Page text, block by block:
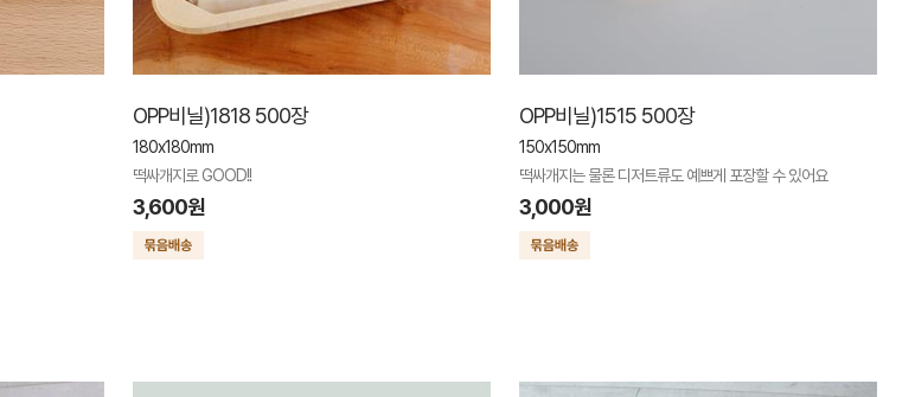
OPP비닐)1818 500장
180x180mm
떡싸개지로 GOOD!!
3,600원
OPP비닐)1515 500장
150x150mm
떡싸개지는 물론 디저트류도 예쁘게 포장할 수 있어요
3,000원